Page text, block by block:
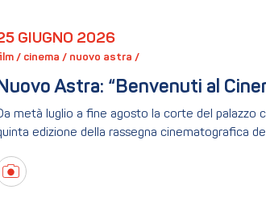
GIUGNO 2026
/ cinema / nuovo astra /
Astra: “Benvenuti al
metà luglio a fine agosto la corte del palazzo
edizione della rassegna cinematografica